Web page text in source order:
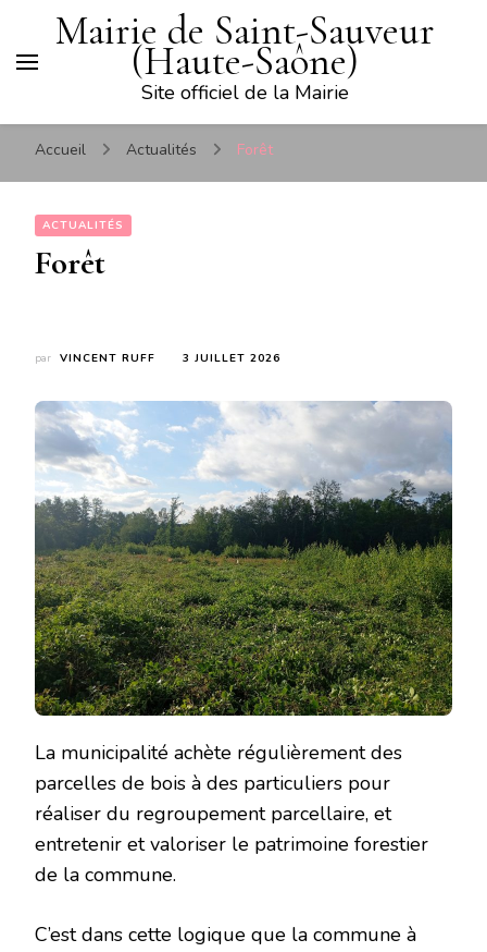
Mairie de Saint-Sauveur
(Haute-Saône)
Site officiel de la Mairie
Accueil Actualités Forêt
ACTUALITÉS
Forêt
par VINCENT RUFF 3 JUILLET 2026
La municipalité achète régulièrement des
parcelles de bois à des particuliers pour
réaliser du regroupement parcellaire, et
entretenir et valoriser le patrimoine forestier
de la commune.
C’est dans cette logique que la commune à